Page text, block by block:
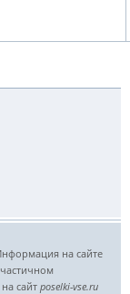
на сайте
сайт poselki-vse.ru​